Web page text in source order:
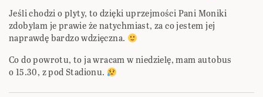
Jeśli chodzi o plyty, to dzięki uprzejmości Pani Moniki
zdobylam je prawie że natychmiast, za co jestem jej
naprawdę bardzo wdzięczna.
Co do powrotu, to ja wracam w niedzielę, mam autobus
o 15.30, z pod Stadionu.